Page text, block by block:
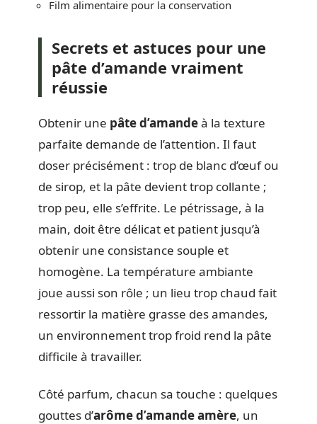
Film alimentaire pour la conservation
Secrets et astuces pour une
pâte d’amande vraiment
réussie
Obtenir une pâte d’amandeà la texture
parfaite demande de l’attention. Il faut
doser précisément : trop de blanc d’œuf ou
de sirop, et la pâte devient trop collante ;
trop peu, elle s’effrite. Le pétrissage, à la
main, doit être délicat et patient jusqu’à
obtenir une consistance souple et
homogène. La température ambiante
joue aussi son rôle ; un lieu trop chaud fait
ressortir la matière grasse des amandes,
un environnement trop froid rend la pâte
difficile à travailler.
Côté parfum, chacun sa touche : quelques
gouttes d’arôme d’amande amère, un